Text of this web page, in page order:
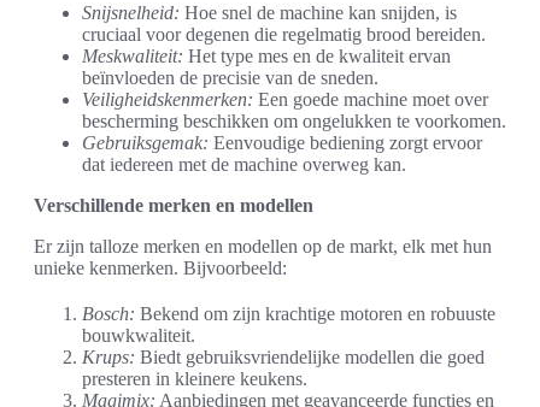
Snijsnelheid: Hoe snel de machine kan snijden, is
cruciaal voor degenen die regelmatig brood bereiden.
Meskwaliteit: Het type mes en de kwaliteit ervan
beïnvloeden de precisie van de sneden.
Veiligheidskenmerken: Een goede machine moet over
bescherming beschikken om ongelukken te voorkomen.
Gebruiksgemak: Eenvoudige bediening zorgt ervoor
dat iedereen met de machine overweg kan.
Verschillende merken en modellen
Er zijn talloze merken en modellen op de markt, elk met hun
unieke kenmerken. Bijvoorbeeld:
Bosch: Bekend om zijn krachtige motoren en robuuste
bouwkwaliteit.
Krups: Biedt gebruiksvriendelijke modellen die goed
presteren in kleinere keukens.
Magimix: Aanbiedingen met geavanceerde functies en